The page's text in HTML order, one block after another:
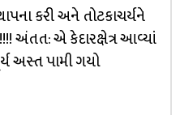
કરી અને તોટકાચર્યને
અંતત: એ કેદારક્ષેત્ર આવ્યાં
અસ્ત પામી ગયો